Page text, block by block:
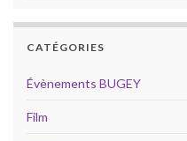
CATÉGORIES
Évènements BUGEY
Film